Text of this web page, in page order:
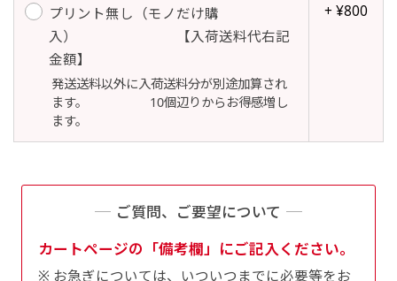
プリント無し（モノだけ購
入） 【入荷送料代右記
金額】
発送送料以外に入荷送料分が別途加算され
ます。 10個辺りからお得感増し
ます。
+ ¥800
ご質問、ご要望について
カートページの「備考欄」にご記入ください。
お急ぎについては、いついつまでに必要等をお
のぼりだけでなく、ポスターも作れます。
のぼり旗と同じデザインで飾れば宣伝効果UP!
Aバナー(60x180)
Aバナーは三角の形状を利用することでA面B面2
種のデザインを楽しむことができます。前からも
後ろからもアピールができる両面対応のバナーで
のぼりだけでなく、ポスターも作れます。
のぼり旗と同じデザインで飾れば宣伝効果UP!
自由入力(180x60以内)
お好みのサイズで縦幕・横幕の作成が可能です。
長辺が180cm以内、短辺が60cm以内であれば自
由なサイズを指定下さい！